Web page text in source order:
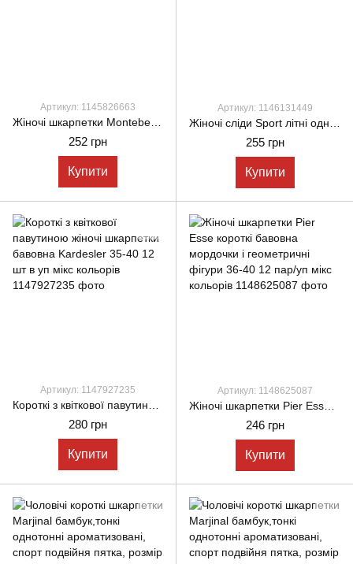
Артикул: 1145826663
252 грн
Купити
Артикул: 1146131449
255 грн
Купити
Артикул: 1147927235
280 грн
Купити
Артикул: 1148625087
246 грн
Купити